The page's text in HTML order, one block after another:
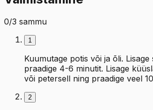
0/3 sammu
1
Kuumutage potis või ja õli.
praadige 4-6 minutit. Lisage
või petersell ning praadige veel
2